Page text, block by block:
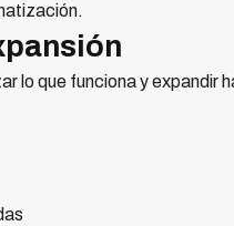
lo que funciona y expandir